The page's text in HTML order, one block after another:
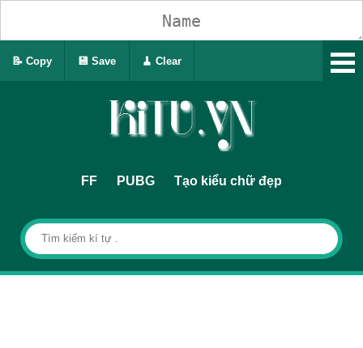
FF PUBG Tạo kiểu chữ đẹp
📝 Copy 💾 Save 🧹 Clear